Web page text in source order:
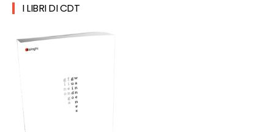
I LIBRI DI CDT